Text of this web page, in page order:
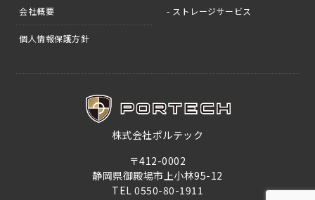
会社概要
個人情報保護方針
- ストレージサービス
株式会社ポルテック
〒412-0002
静岡県御殿場市上小林95-12
TEL 0550-80-1911